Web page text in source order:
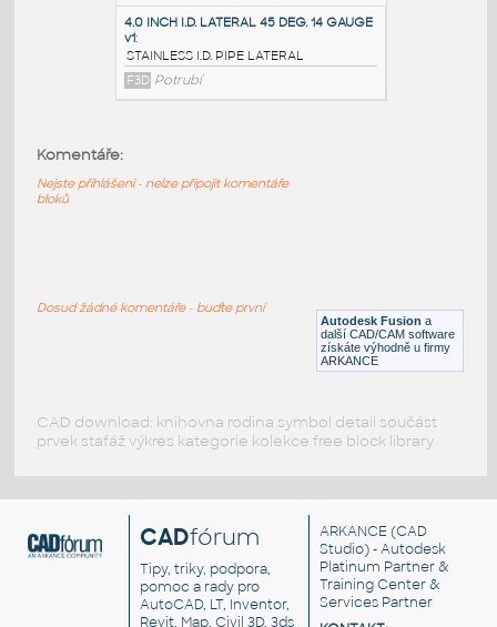
STAINLESS I.D. PIPE LATERAL
F3D Potrubí
STAINLESS I.D. PIPE LATERAL
Autodesk Fusion a
další CAD/CAM software
získáte výhodně u firmy
ARKANCE
Komentáře:
Nejste přihlášeni - nelze připojit komentáře
bloků
Dosud žádné komentáře - buďte první
CAD download: knihovna rodina symbol detail součást
prvek stafáž výkres kategorie kolekce free block library
CADfórum
Tipy, triky, podpora,
pomoc a rady pro
AutoCAD, LT, Inventor,
Revit, Map, Civil 3D, 3ds
ARKANCE (CAD
Studio) - Autodesk
Platinum Partner &
Training Center &
Services Partner